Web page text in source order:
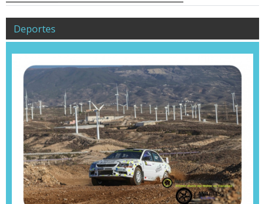
Deportes